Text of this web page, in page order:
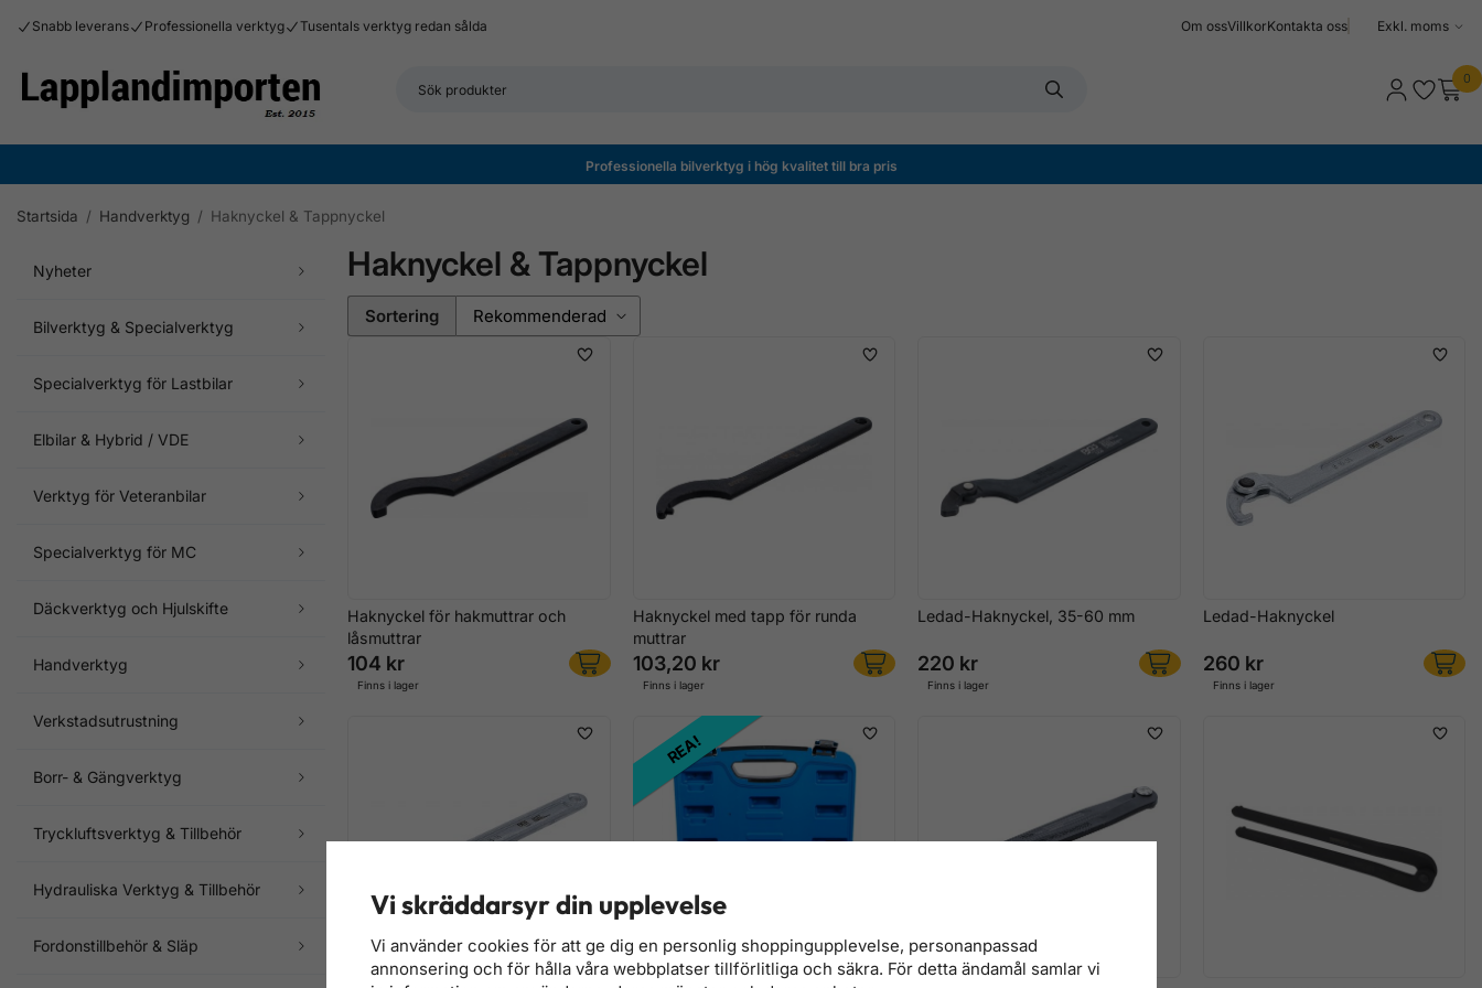
Snabb leverans Professionella verktyg Tusentals verktyg redan sålda Om ossVillkorKontakta oss
Välj
0
Professionella bilverktyg i hög kvalitet till bra pris
Startsida / Handverktyg / Haknyckel & Tappnyckel
Nyheter
Bilverktyg & Specialverktyg
Specialverktyg för Lastbilar
Elbilar & Hybrid / VDE
Verktyg för Veteranbilar
Specialverktyg för MC
Däckverktyg och Hjulskifte
Handverktyg
Verkstadsutrustning
Borr- & Gängverktyg
Tryckluftsverktyg & Tillbehör
Hydrauliska Verktyg & Tillbehör
Fordonstillbehör & Släp
Haknyckel & Tappnyckel
Sortering
Haknyckel för hakmuttrar och
låsmuttrar
104 kr
Finns i lager
Haknyckel med tapp för runda
muttrar
103,20 kr
Finns i lager
Ledad-Haknyckel, 35-60 mm
220 kr
Finns i lager
Ledad-Haknyckel
260 kr
Finns i lager
REA!
Vi skräddarsyr din upplevelse
Vi använder cookies för att ge dig en personlig shoppingupplevelse, personanpassad
annonsering och för hålla våra webbplatser tillförlitliga och säkra. För detta ändamål samlar vi